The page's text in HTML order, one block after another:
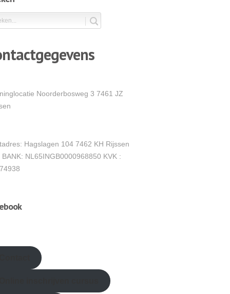
Noorderbosweg 3 7461 JZ
Hagslagen 104 7462 KH Rijssen
BANK: NL65INGB0000968850 KVK :